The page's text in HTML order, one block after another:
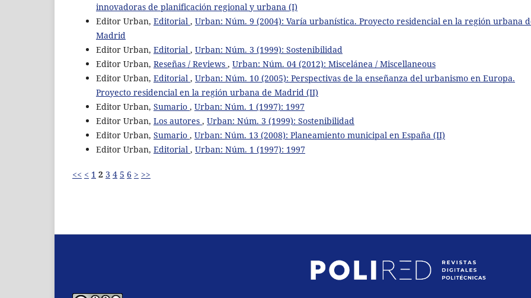
innovadoras de planificación regional y urbana (I)
Editor Urban, Editorial , Urban: Núm. 9 (2004): Varía urbanística. Proyecto residencial en la región urbana
Madrid
Editor Urban, Editorial , Urban: Núm. 3 (1999): Sostenibilidad
Editor Urban, Reseñas / Reviews , Urban: Núm. 04 (2012): Miscelánea / Miscellaneous
Editor Urban, Editorial , Urban: Núm. 10 (2005): Perspectivas de la enseñanza del urbanismo en Europa.
Proyecto residencial en la región urbana de Madrid (II)
Editor Urban, Sumario , Urban: Núm. 1 (1997): 1997
Editor Urban, Los autores , Urban: Núm. 3 (1999): Sostenibilidad
Editor Urban, Sumario , Urban: Núm. 13 (2008): Planeamiento municipal en España (II)
Editor Urban, Editorial , Urban: Núm. 1 (1997): 1997
<< < 1 2 3 4 5 6 > >>